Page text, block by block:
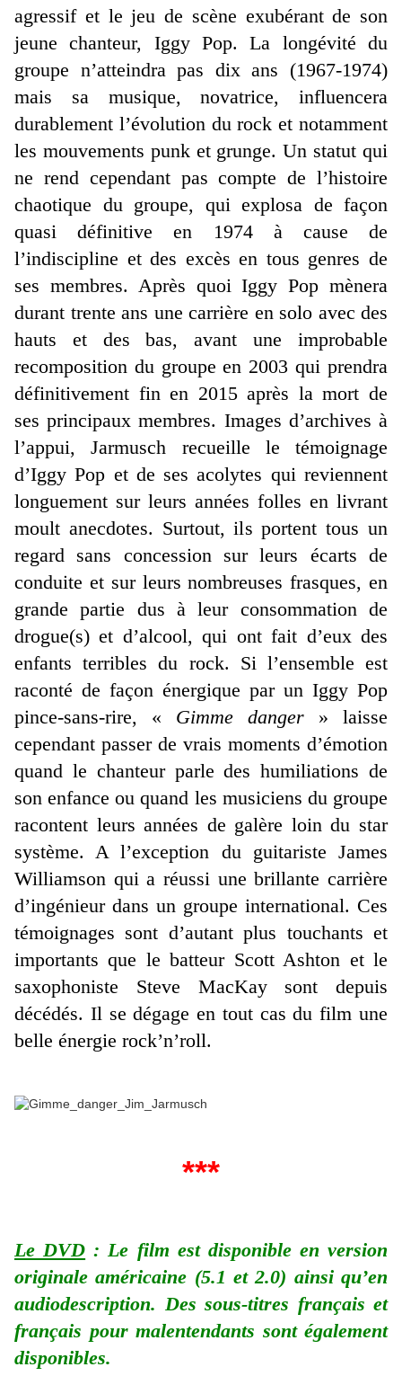
agressif et le jeu de scène exubérant de son
jeune chanteur, Iggy Pop. La longévité du
groupe n’atteindra pas dix ans (1967-1974)
mais sa musique, novatrice, influencera
durablement l’évolution du rock et notamment
les mouvements punk et grunge. Un statut qui
ne rend cependant pas compte de l’histoire
chaotique du groupe, qui explosa de façon
quasi définitive en 1974 à cause de
l’indiscipline et des excès en tous genres de
ses membres. Après quoi Iggy Pop mènera
durant trente ans une carrière en solo avec des
hauts et des bas, avant une improbable
recomposition du groupe en 2003 qui prendra
définitivement fin en 2015 après la mort de
ses principaux membres. Images d’archives à
l’appui, Jarmusch recueille le témoignage
d’Iggy Pop et de ses acolytes qui reviennent
longuement sur leurs années folles en livrant
moult anecdotes. Surtout, ils portent tous un
regard sans concession sur leurs écarts de
conduite et sur leurs nombreuses frasques, en
grande partie dus à leur consommation de
drogue(s) et d’alcool, qui ont fait d’eux des
enfants terribles du rock. Si l’ensemble est
raconté de façon énergique par un Iggy Pop
pince-sans-rire, « Gimme danger » laisse
cependant passer de vrais moments d’émotion
quand le chanteur parle des humiliations de
son enfance ou quand les musiciens du groupe
racontent leurs années de galère loin du star
système. A l’exception du guitariste James
Williamson qui a réussi une brillante carrière
d’ingénieur dans un groupe international. Ces
témoignages sont d’autant plus touchants et
importants que le batteur Scott Ashton et le
saxophoniste Steve MacKay sont depuis
décédés. Il se dégage en tout cas du film une
belle énergie rock’n’roll.
***
Le DVD : Le film est disponible en version
originale américaine (5.1 et 2.0) ainsi qu’en
audiodescription. Des sous-titres français et
français pour malentendants sont également
disponibles.